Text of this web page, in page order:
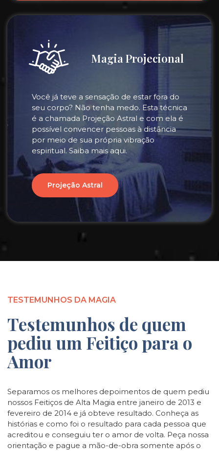
Magia Projecional
Você já teve a sensação de estar fora do
seu corpo? Não tenha medo. Esta técnica
é a chamada Projeção Astral e com ela é
possível convencer pessoas à distância
por meio de sua própria vibração
espiritual. Saiba mais aqui.
Projeção Astral
TESTEMUNHOS DA MAGIA
Testemunhos de quem
pediu um Feitiço para o
Amor
Separamos os melhores depoimentos de quem pediu
nossos Feitiços de Alta Magia entre janeiro de 2013 e
fevereiro de 2014 e já obteve resultado. Conheça as
histórias e como foi o resultado para cada pessoa que
acreditou e conseguiu ter o amor de volta. Peça nossa
orientação e pague a mão-de-obra somente após o